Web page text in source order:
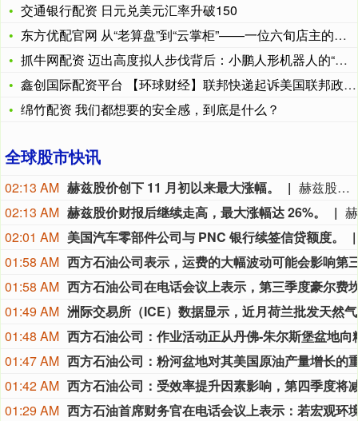
交通银行配资 日元兑美元汇率升破150
东方优配官网 从“老算盘”到“云掌柜”——一位六旬店主的数字
抓牛网配资 迈出高度拟人步伐背后：小鹏人形机器人的“鹏”友圈
鑫创国际配资平台 【环球财经】联邦快递起诉美国联邦政府要求退
绵竹配资 我们都想要的安全感，到底是什么？
全球股市快讯
02:13 AM 赫兹股价创下 11 月初以来最大涨幅。
赫兹股价创下 11 月初以来最大涨幅。
02:13 AM 赫兹股价财报后继续走高，最大涨幅达 26%。
02:01 AM 美国汽车零部件公司与 PNC 银行续签信贷额度。
01:58 AM
01:58 AM
01:49 AM
01:48 AM
01:47 AM
01:42 AM
01:29 AM